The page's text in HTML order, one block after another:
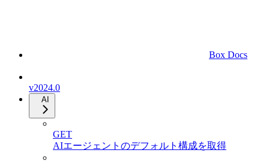
Box Docs
v2024.0
AI
GET
AIエージェントのデフォルト構成を取得